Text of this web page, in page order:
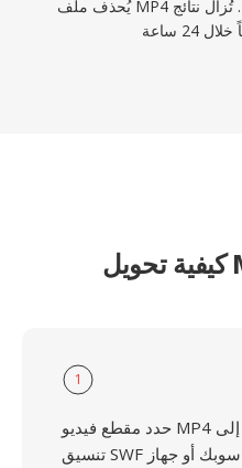
يُحذف ملف MP4 المرفوع فوراً بعد التحويل. تُزال نتائج SWF
1
حدد مقطع فيديو MP4 أو اسحبه وأفلته لتحويله إلى
تنسيق SWF من حاسوبك أو جهاز iPhone أو Android.